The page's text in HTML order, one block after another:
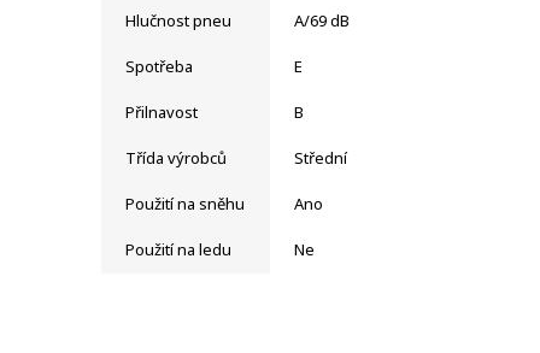
Hlučnost pneu A/69 dB
Spotřeba E
Přilnavost B
Třída výrobců Střední
Použití na sněhu Ano
Použití na ledu Ne